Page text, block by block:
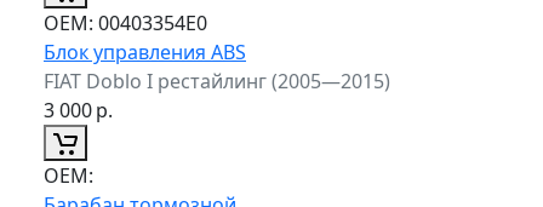
ОЕМ: 00403354E0
Блок управления ABS
FIAT Doblo I рестайлинг (2005—2015)
3 000р.
ОЕМ: